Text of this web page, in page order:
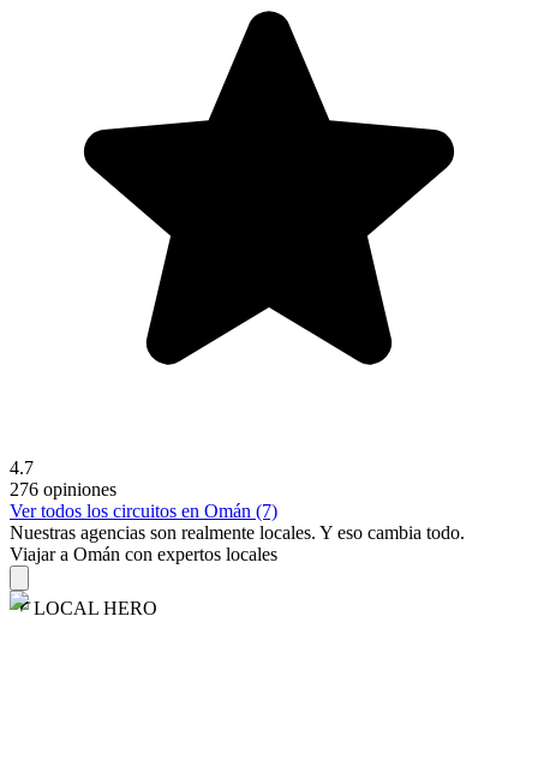
4.7
276 opiniones
Ver todos los circuitos en Omán (7)
Nuestras agencias son realmente locales. Y eso cambia todo.
Viajar a Omán con expertos locales
LOCAL HERO